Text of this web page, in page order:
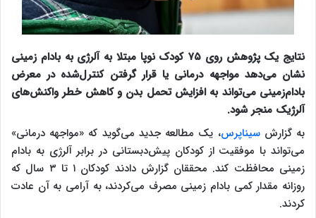
نتایج یک پژوهش روی ۷۵ کودک نوپا مبتلا به آلرژی به بادام زمینی
نشان می‌دهد مواجهه درمانی یا قرار گرفتن کنترل‌شده در معرض
بادام‌زمینی می‌تواند به افزایش تحمل بدن و کاهش خطر واکنش‌های
آلرژیک منجر شود.
به گزارشسیناپرس، یک مطالعه جدید می‌گوید که «مواجهه درمانی»
می‌تواند با موفقیت از کودکان پیش‌دبستانی در برابر آلرژی به بادام
زمینی محافظت کند. محققان گزارش دادند کودکان ۱ تا ۳ سال که
روزانه مقدار کمی بادام زمینی مصرف می‌کردند، به آرامی به آن عادت
کردند.